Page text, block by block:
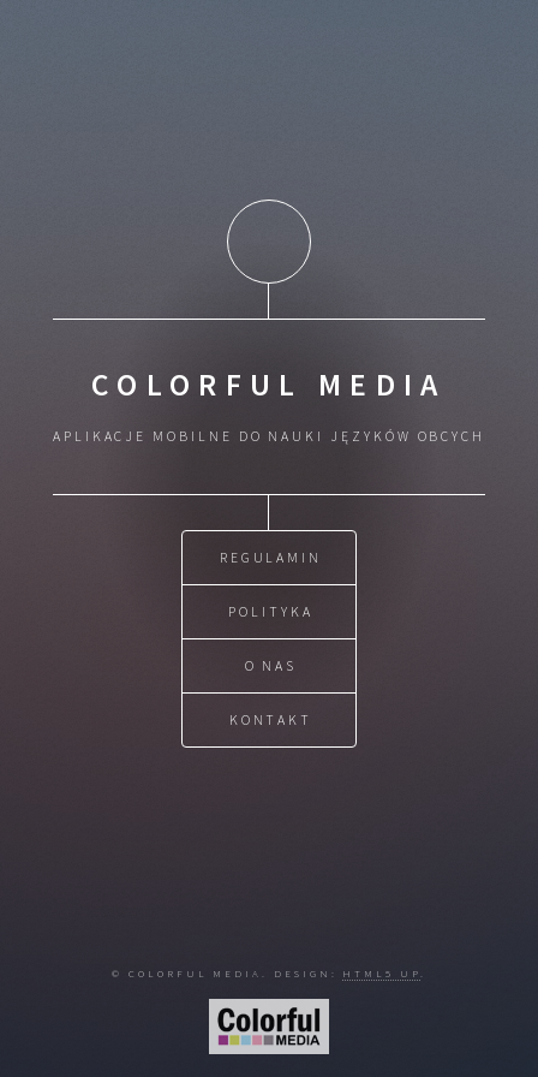
COLORFUL MEDIA
APLIKACJE MOBILNE DO NAUKI JĘZYKÓW OBCYCH
REGULAMIN
POLITYKA
O NAS
KONTAKT
© COLORFUL MEDIA. DESIGN: HTML5 UP.